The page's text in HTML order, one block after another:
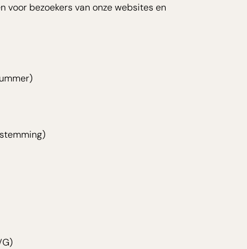
voor bezoekers van onze websites en